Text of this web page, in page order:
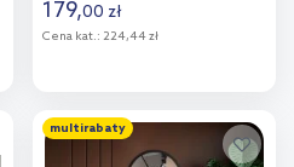
179,00 zł
Cena kat.: 224,44 zł
Dodaj do
multirabaty